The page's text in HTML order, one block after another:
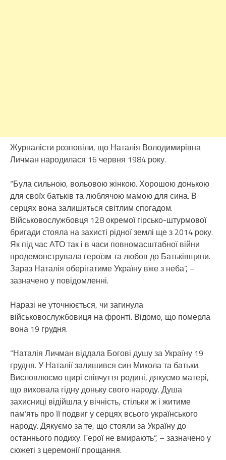
Журналісти розповіли, що Наталія Володимирівна
Личман народилася 16 червня 1984 року.
“Була сильною, вольовою жінкою. Хорошою донькою
для своїх батьків та люблячою мамою для сина. В
серцях вона залишиться світлим спогадом.
Військовослужбовця 128 окремої гірсько-штурмової
бригади стояла на захисті рідної землі ще з 2014 року.
Як під час АТО так і в часи повномасштабної війни
продемонструвала героїзм та любов до Батьківщини.
Зараз Наталія оберігатиме Україну вже з неба”, –
зазначено у повідомленні.
Наразі не уточнюється, чи загинула
військовослужбовиця на фронті. Відомо, що померла
вона 19 грудня.
“Наталія Личман віддала Богові душу за Україну 19
грудня. У Наталії залишився син Микола та батьки.
Висловлюємо щирі співчуття родині, дякуємо матері,
що виховала гідну доньку свого народу. Душа
захисниці відійшла у вічність, стільки ж і житиме
пам’ять про її подвиг у серцях всього українського
народу. Дякуємо за те, що стояли за Україну до
останнього подиху. Герої не вмирають”, – зазначено у
сюжеті з церемонії прощання.